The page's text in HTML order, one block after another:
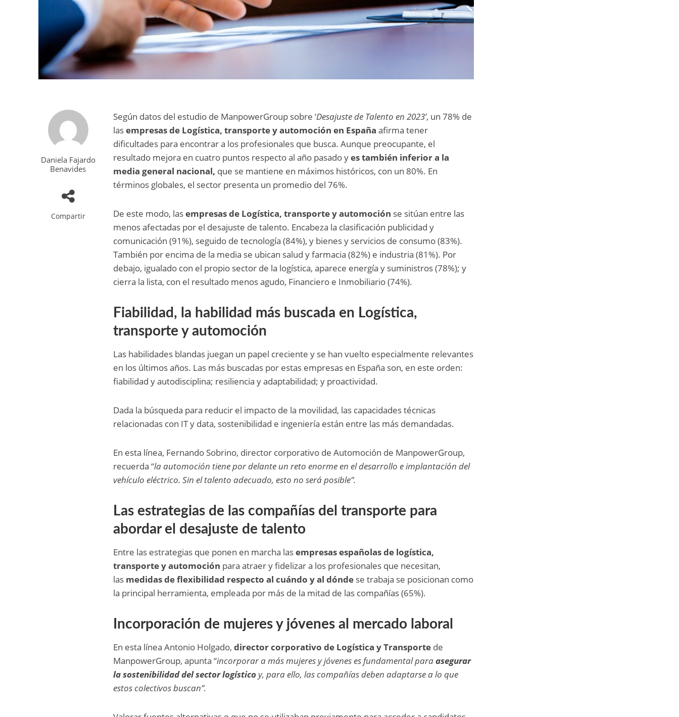
Daniela Fajardo
Benavides
Compartir
Según datos del estudio de ManpowerGroup sobre ‘Desajuste de Talento en 2023’, un 78% de
lasempresas de Logística, transporte y automoción en España afirma tener
dificultades para encontrar a los profesionales que busca. Aunque preocupante, el
resultado mejora en cuatro puntos respecto al año pasado yes también inferior a la
media general nacional, que se mantiene en máximos históricos, con un 80%. En
términos globales, el sector presenta un promedio del 76%.
De este modo, lasempresas de Logística, transporte y automoción se sitúan entre las
menos afectadas por el desajuste de talento. Encabeza la clasificación publicidad y
comunicación (91%), seguido de tecnología (84%), y bienes y servicios de consumo (83%).
También por encima de la media se ubican salud y farmacia (82%) e industria (81%). Por
debajo, igualado con el propio sector de la logística, aparece energía y suministros (78%); y
cierra la lista, con el resultado menos agudo, Financiero e Inmobiliario (74%).
Fiabilidad, la habilidad más buscada en Logística,
transporte y automoción
Las habilidades blandas juegan un papel creciente y se han vuelto especialmente relevantes
en los últimos años. Las más buscadas por estas empresas en España son, en este orden:
fiabilidad y autodisciplina; resiliencia y adaptabilidad; y proactividad.
Dada la búsqueda para reducir el impacto de la movilidad, las capacidades técnicas
relacionadas con IT y data, sostenibilidad e ingeniería están entre las más demandadas.
En esta línea, Fernando Sobrino, director corporativo de Automoción de ManpowerGroup,
recuerda “la automoción tiene por delante un reto enorme en el desarrollo e implantación del
vehículo eléctrico. Sin el talento adecuado, esto no será posible”.
Las estrategias de las compañías del transporte para
abordar el desajuste de talento
Entre las estrategias que ponen en marcha lasempresas españolas de logística,
transporte y automoción para atraer y fidelizar a los profesionales que necesitan,
las medidas de flexibilidad respecto al cuándo y al dónde se trabaja se posicionan como
la principal herramienta, empleada por más de la mitad de las compañías (65%).
Incorporación de mujeres y jóvenes al mercado laboral
En esta línea Antonio Holgado,director corporativo de Logística y Transporte de
ManpowerGroup, apunta “incorporar a más mujeres y jóvenes es fundamental paraasegurar
la sostenibilidad del sector logístico y, para ello, las compañías deben adaptarse a lo que
estos colectivos buscan”.